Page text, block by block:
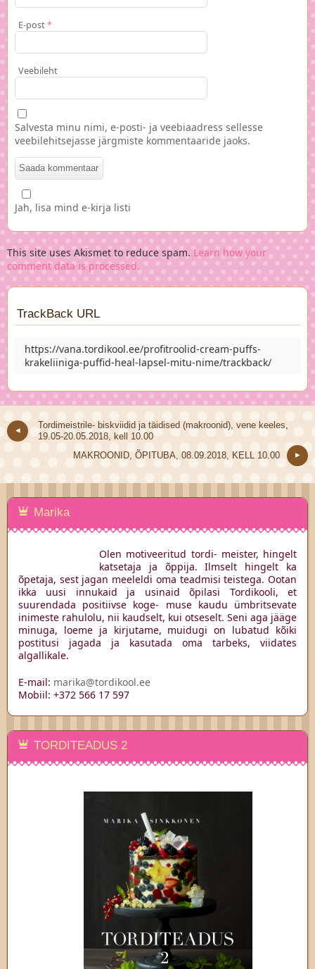
E-post*
Veebileht
Salvesta minu nimi, e-posti- ja veebiaadress sellesse
veebilehitsejasse järgmiste kommentaaride jaoks.
Jah, lisa mind e-kirja listi
This site uses Akismet to reduce spam.Learn how your
comment data is processed.
TrackBack URL
https://vana.tordikool.ee/profitroolid-cream-puffs-
krakeliiniga-puffid-heal-lapsel-mitu-nime/trackback/
Tordimeistrile- biskviidid ja täidised (makroonid), vene keeles,
19.05-20.05.2018, kell 10.00
MAKROONID, ÕPITUBA, 08.09.2018, KELL 10.00
Marika
Olen motiveeritud tordi- meister, hingelt
katsetaja ja õppija. Ilmselt hingelt ka
õpetaja, sest jagan meeleldi oma teadmisi teistega. Ootan
ikka uusi innukaid ja usinaid õpilasi Tordikooli, et
suurendada positiivse koge- muse kaudu ümbritsevate
inimeste rahulolu, nii kaudselt, kui otseselt. Seni aga jääge
minuga, loeme ja kirjutame, muidugi on lubatud kõiki
postitusi jagada ja kasutada oma tarbeks, viidates
algallikale.
E-mail: marika@tordikool.ee
Mobiil: +372 566 17 597
TORDITEADUS 2